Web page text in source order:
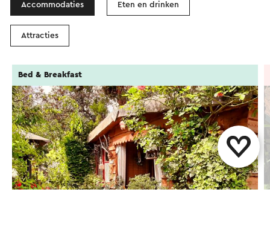
Accommodaties Eten en drinken
Attracties
Bed & Breakfast